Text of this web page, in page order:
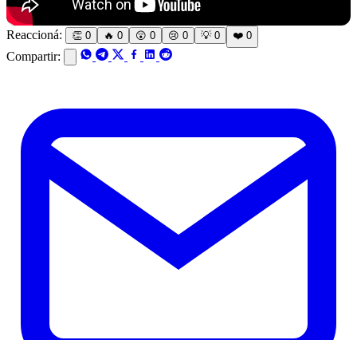
Reaccioná: 👏 0 🔥 0 😲 0 😢 0 💡 0 ❤️ 0
Compartir: